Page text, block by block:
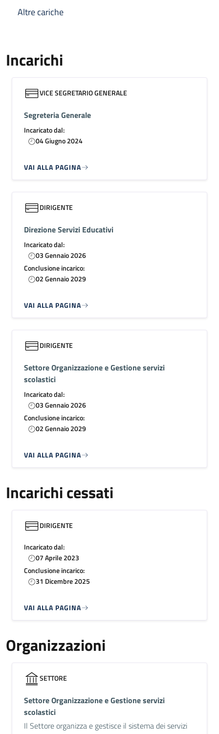
Altre cariche
Incarichi
VICE SEGRETARIO GENERALE
Segreteria Generale
Incaricato dal:
04 Giugno 2024
VAI ALLA PAGINA
DIRIGENTE
Direzione Servizi Educativi
Incaricato dal:
03 Gennaio 2026
Conclusione incarico:
02 Gennaio 2029
VAI ALLA PAGINA
DIRIGENTE
Settore Organizzazione e Gestione servizi
scolastici
Incaricato dal:
03 Gennaio 2026
Conclusione incarico:
02 Gennaio 2029
VAI ALLA PAGINA
Incarichi cessati
DIRIGENTE
Incaricato dal:
07 Aprile 2023
Conclusione incarico:
31 Dicembre 2025
VAI ALLA PAGINA
Organizzazioni
SETTORE
Settore Organizzazione e Gestione servizi
scolastici
Il Settore organizza e gestisce il sistema dei servizi